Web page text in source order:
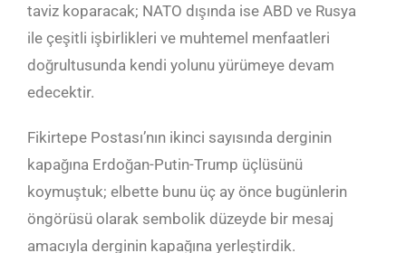
taviz koparacak; NATO dışında ise ABD ve Rusya
ile çeşitli işbirlikleri ve muhtemel menfaatleri
doğrultusunda kendi yolunu yürümeye devam
edecektir.
Fikirtepe Postası’nın ikinci sayısında derginin
kapağına Erdoğan-Putin-Trump üçlüsünü
koymuştuk; elbette bunu üç ay önce bugünlerin
öngörüsü olarak sembolik düzeyde bir mesaj
amacıyla derginin kapağına yerleştirdik.